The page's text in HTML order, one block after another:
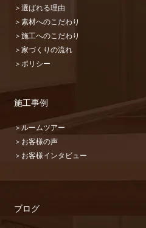
＞選ばれる理由
＞素材へのこだわり
＞施工へのこだわり
＞家づくりの流れ
＞ポリシー
施工事例
＞ルームツアー
＞お客様の声
＞お客様インタビュー
ブログ